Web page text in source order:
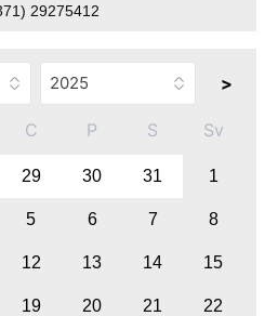
29275412
>
C P S Sv
29 30 31 1
5 6 7 8
12 13 14 15
19 20 21 22